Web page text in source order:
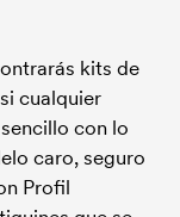
kits de
cualquier
con lo
caro, seguro
Profil